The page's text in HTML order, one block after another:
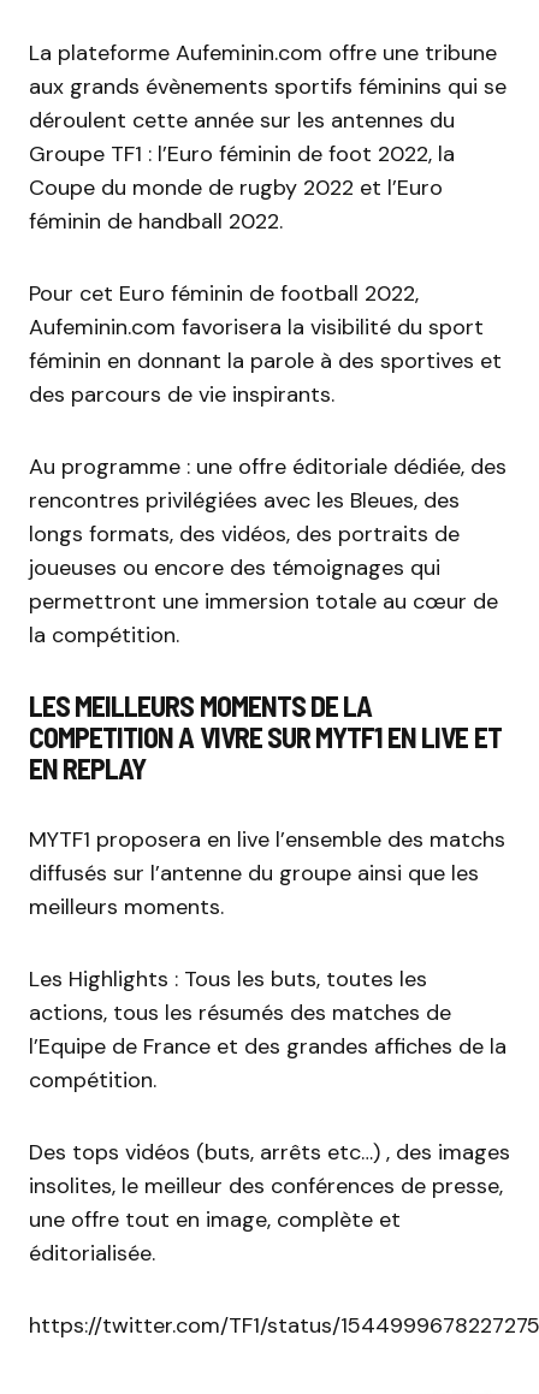
La plateforme Aufeminin.com offre une tribune
aux grands évènements sportifs féminins qui se
déroulent cette année sur les antennes du
Groupe TF1 : l’Euro féminin de foot 2022, la
Coupe du monde de rugby 2022 et l’Euro
féminin de handball 2022.
Pour cet Euro féminin de football 2022,
Aufeminin.com favorisera la visibilité du sport
féminin en donnant la parole à des sportives et
des parcours de vie inspirants.
Au programme : une offre éditoriale dédiée, des
rencontres privilégiées avec les Bleues, des
longs formats, des vidéos, des portraits de
joueuses ou encore des témoignages qui
permettront une immersion totale au cœur de
la compétition.
LES MEILLEURS MOMENTS DE LA
COMPETITION A VIVRE SUR MYTF1 EN LIVE ET
EN REPLAY
MYTF1 proposera en live l’ensemble des matchs
diffusés sur l’antenne du groupe ainsi que les
meilleurs moments.
Les Highlights : Tous les buts, toutes les
actions, tous les résumés des matches de
l’Equipe de France et des grandes affiches de la
compétition.
Des tops vidéos (buts, arrêts etc…) , des images
insolites, le meilleur des conférences de presse,
une offre tout en image, complète et
éditorialisée.
https://twitter.com/TF1/status/